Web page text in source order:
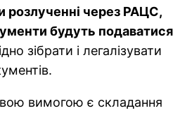
через РАЦС,
будуть подаватися
зібрати і легалізувати
вимогою є складання